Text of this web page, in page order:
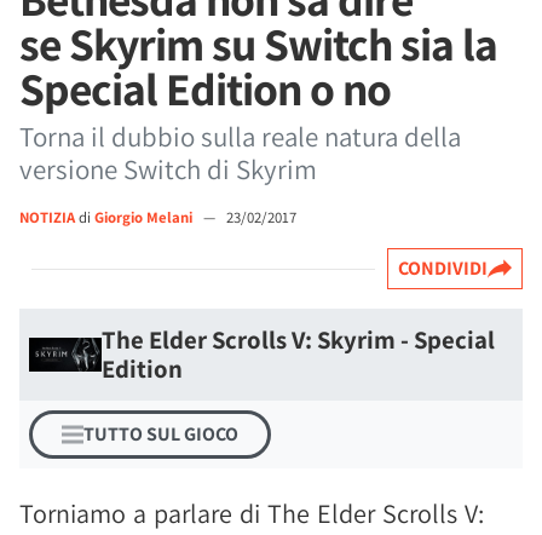
se Skyrim su Switch sia la
Special Edition o no
Torna il dubbio sulla reale natura della
versione Switch di Skyrim
NOTIZIAdi Giorgio Melani — 23/02/2017
CONDIVIDI
The Elder Scrolls V: Skyrim - Special
Edition
TUTTO SUL GIOCO
Torniamo a parlare di The Elder Scrolls V: